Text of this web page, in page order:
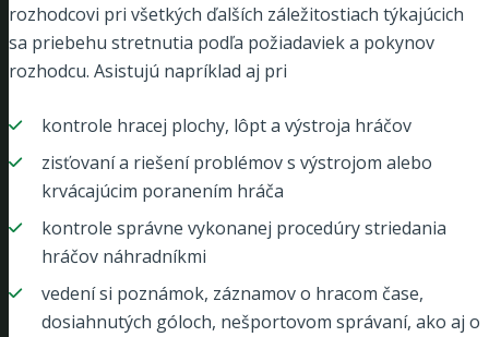
rozhodcovi pri všetkých ďalších záležitostiach týkajúcich
sa priebehu stretnutia podľa požiadaviek a pokynov
rozhodcu. Asistujú napríklad aj pri
kontrole hracej plochy, lôpt a výstroja hráčov
zisťovaní a riešení problémov s výstrojom alebo
krvácajúcim poranením hráča
kontrole správne vykonanej procedúry striedania
hráčov náhradníkmi
vedení si poznámok, záznamov o hracom čase,
dosiahnutých góloch, nešportovom správaní, ako aj o